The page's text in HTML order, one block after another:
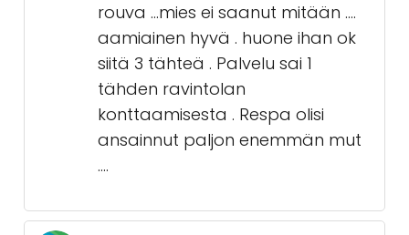
rouva ...mies ei saanut mitään ....
aamiainen hyvä . huone ihan ok
siitä 3 tähteä . Palvelu sai 1
tähden ravintolan
konttaamisesta . Respa olisi
ansainnut paljon enemmän mut
....